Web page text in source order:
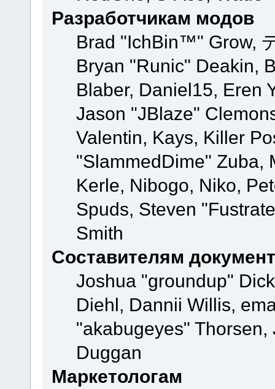
Разработчикам модов
Brad "IchBin™" Grow,
Bryan "Runic" Deakin,
Blaber, Daniel15, Eren
Jason "JBlaze"
Valentin, Kays, Killer
"SlammedDime" Zuba,
Kerle, Nibogo, Niko,
Spuds, Steven
Smith
Составителям
Joshua "groundup"
Diehl, Dannii Willis,
"akabugeyes"
Duggan
Маркетологам